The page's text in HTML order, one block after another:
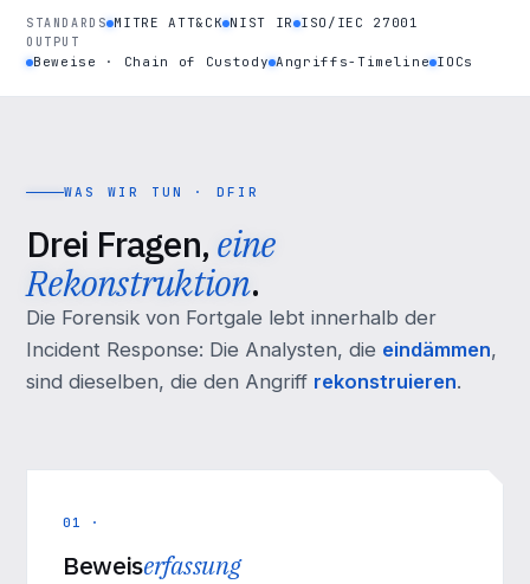
STANDARDS MITRE ATT&CK NIST IR ISO/IEC 27001
OUTPUT
Beweise · Chain of Custody Angriffs-Timeline IOCs
WAS WIR TUN · DFIR
Drei Fragen, eine
Rekonstruktion.
Die Forensik von Fortgale lebt innerhalb der
Incident Response: Die Analysten, die eindämmen,
sind dieselben, die den Angriff rekonstruieren.
01 ·
Beweiserfassung